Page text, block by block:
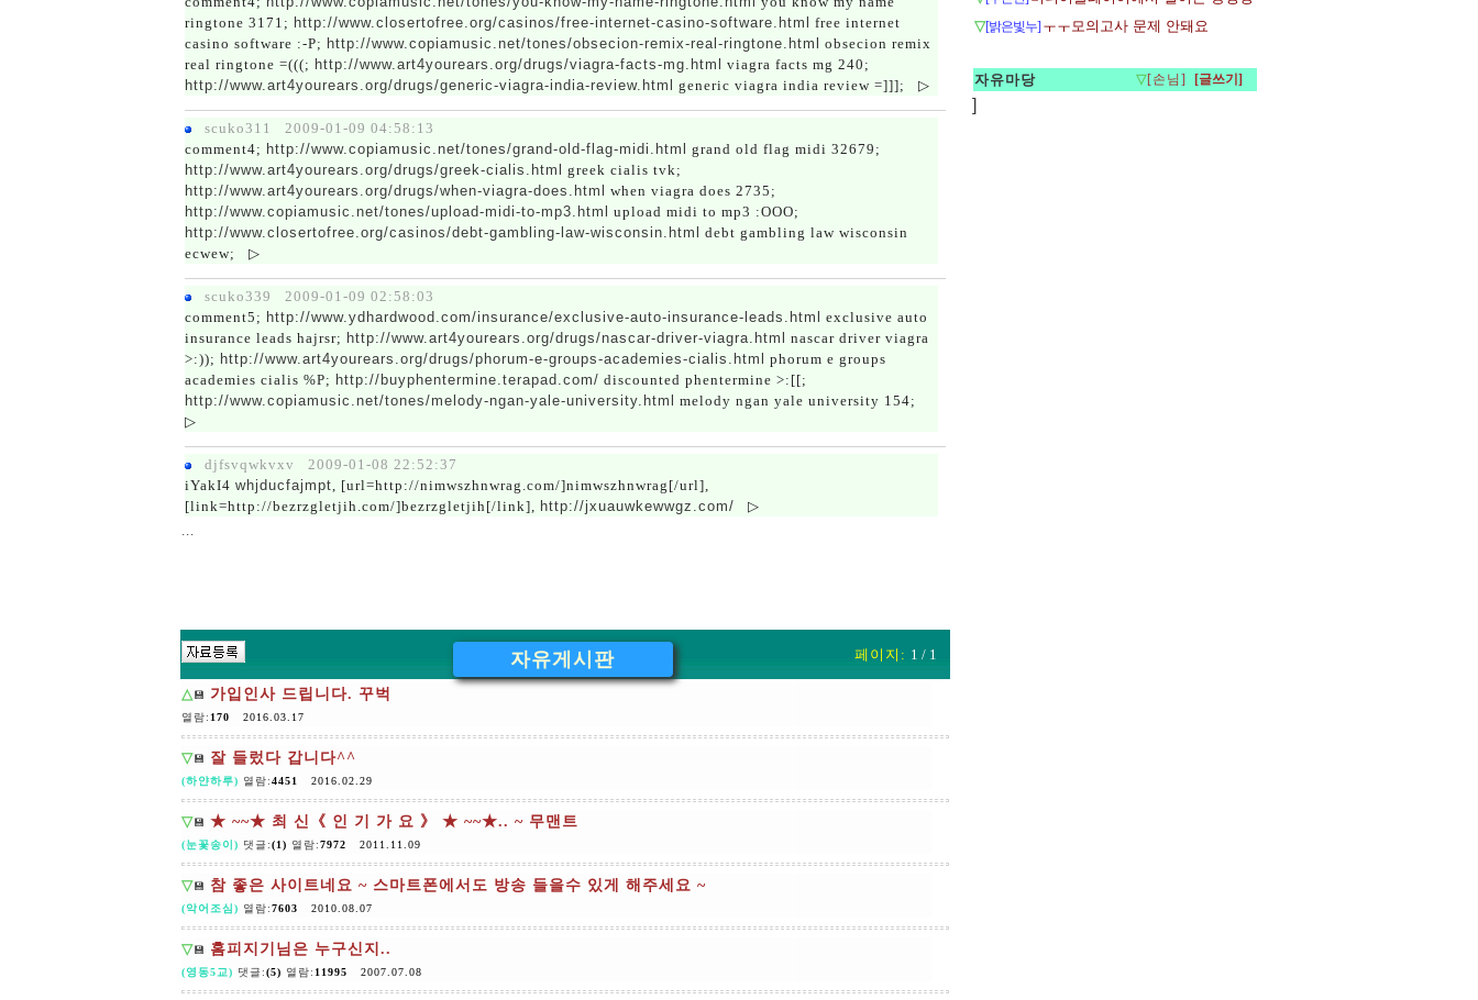
ringtone 3171; http://www.closertofree.org/casinos/free-internet-casino-software.html
free internet
casino software :-P; http://www.copiamusic.net/tones/obsecion-remix-real-ringtone.html
obsecion remix
real ringtone =(((; http://www.art4yourears.org/drugs/viagra-facts-mg.html
viagra facts mg 240;
http://www.art4yourears.org/drugs/generic-viagra-india-review.html
generic viagra india review =]]]; ▷
scuko311 2009-01-09 04:58:13
comment4; http://www.copiamusic.net/tones/grand-old-flag-midi.html
grand old flag midi 32679;
http://www.art4yourears.org/drugs/greek-cialis.html
greek cialis tvk;
http://www.art4yourears.org/drugs/when-viagra-does.html
when viagra does 2735;
http://www.copiamusic.net/tones/upload-midi-to-mp3.html
upload midi to mp3 :OOO;
http://www.closertofree.org/casinos/debt-gambling-law-wisconsin.html
debt gambling law wisconsin
ecwew; ▷
scuko339 2009-01-09 02:58:03
comment5; http://www.ydhardwood.com/insurance/exclusive-auto-insurance-leads.html
exclusive auto
insurance leads hajrsr; http://www.art4yourears.org/drugs/nascar-driver-viagra.html
nascar driver viagra
>:)); http://www.art4yourears.org/drugs/phorum-e-groups-academies-cialis.html
phorum e groups
academies cialis %P; http://buyphentermine.terapad.com/ discounted phentermine >:[[;
http://www.copiamusic.net/tones/melody-ngan-yale-university.html
melody ngan yale university 154;
▷
djfsvqwkvxv 2009-01-08 22:52:37
iYakI4 whjducfajmpt, [url=http://nimwszhnwrag.com/]nimwszhnwrag[/url],
[link=http://bezrzgletjih.com/]bezrzgletjih[/link], http://jxuauwkewwgz.com/
▷
...
자유게시판 페이지: 1 / 1
△💾 가입인사 드립니다. 꾸벅
열람: 170 2016.03.17
▽💾 잘 들렀다 갑니다^^
(하얀하루) 열람:4451 2016.02.29
▽💾 ★ ~~★ 최 신《 인 기 가 요 》 ★ ~~★.. ~ 무맨트
(눈꽃송이) 댓글:(1) 열람:7972 2011.11.09
▽💾 참 좋은 사이트네요 ~ 스마트폰에서도 방송 들을수 있게 해주세요 ~
(악어조심) 열람:7603 2010.08.07
▽💾 홈피지기님은 누구신지..
(영동5교) 댓글:(5) 열람: 11995 2007.07.08
▽[밝은빛누] ㅜㅜ모의고사 문제 안돼요
자유마당 ▽[손님]
]